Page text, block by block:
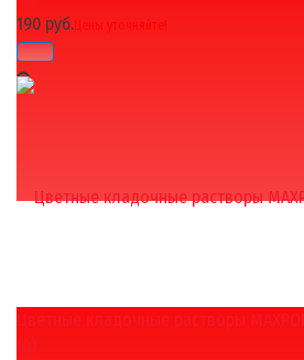
избранное сравнить
190 руб.Цены уточняйте!
Цветные кладочные растворы MAXPOL
(0)